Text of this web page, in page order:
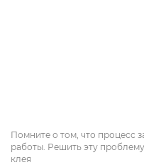
Помните о том, что процесс
работы. Решить эту
клея